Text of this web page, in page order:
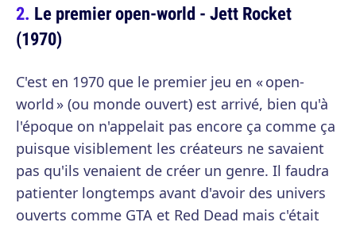
Le premier open-world - Jett Rocket
(1970)
C'est en 1970 que le premier jeu en « open-
world » (ou monde ouvert) est arrivé, bien qu'à
l'époque on n'appelait pas encore ça comme ça
puisque visiblement les créateurs ne savaient
pas qu'ils venaient de créer un genre. Il faudra
patienter longtemps avant d'avoir des univers
ouverts comme GTA et Red Dead mais c'était